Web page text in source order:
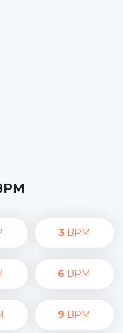
3BPM
6 BPM
9 BPM